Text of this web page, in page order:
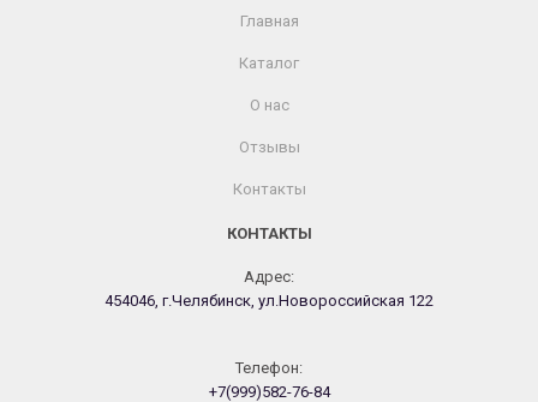
Главная
Каталог
О нас
Отзывы
Контакты
КОНТАКТЫ
Адрес:
454046, г.Челябинск, ул.Новороссийская 122
Телефон:
+7(999)582-76-84